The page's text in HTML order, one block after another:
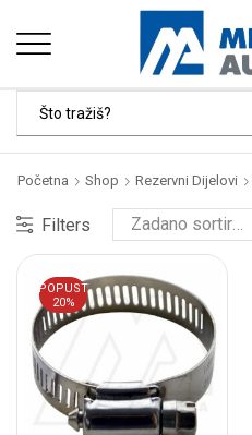
Početna Shop Rezervni Dijelovi
Filters
POPUST
20%